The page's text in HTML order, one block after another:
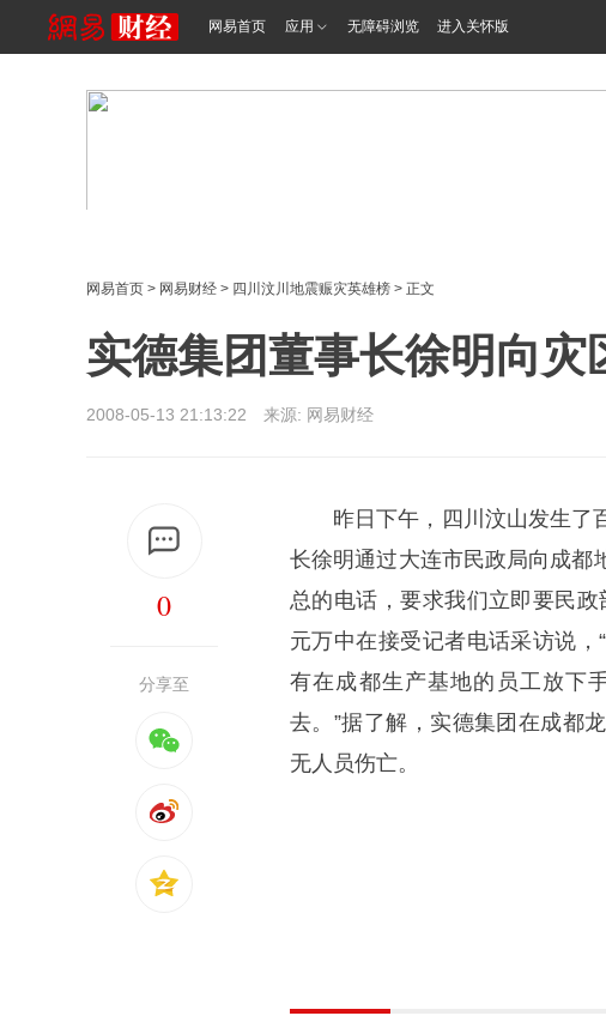
网易首页 应用 无障碍浏览 进入关怀版
网易首页 > 网易财经 > 四川汶川地震赈灾英雄榜 > 正文
实德集团董事长徐明向灾
2008-05-13 21:13:22 来源: 网易财经
0
分享至
昨日下午，四川汶山发生了
长徐明通过大连市民政局向成都
总的电话，要求我们立即要民
元万中在接受记者电话采访说
有在成都生产基地的员工放下
去。”据了解，实德集团在成都
无人员伤亡。